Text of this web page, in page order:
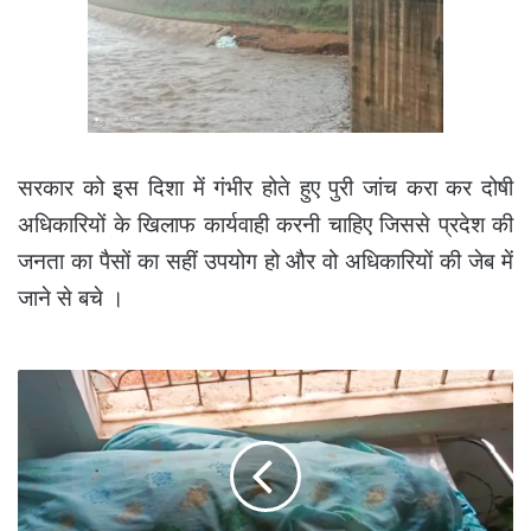
सरकार को इस दिशा में गंभीर होते हुए पुरी जांच करा कर दोषी
अधिकारियों के खिलाफ कार्यवाही करनी चाहिए जिससे प्रदेश की
जनता का पैसों का सहीं उपयोग हो और वो अधिकारियों की जेब में
जाने से बचे ।
लापरवाही
से
एक